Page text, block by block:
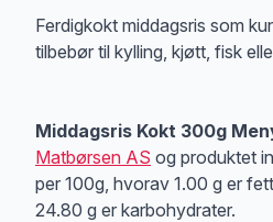
Produktbeskrivelse
Ferdigkokt middagsris som
tilbebør til kylling, kjøtt, fisk
Middagsris Kokt 300g
Matbørsen AS og produktet
per 100g, hvorav 1.00 g er
24.80 g er karbohydrater.